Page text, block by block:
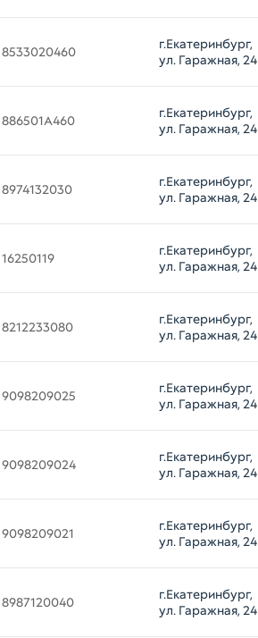
8533020460
г.Екатеринбург,
ул. Гаражная, 24
886501A460
г.Екатеринбург,
ул. Гаражная, 24
8974132030
г.Екатеринбург,
ул. Гаражная, 24
16250119
г.Екатеринбург,
ул. Гаражная, 24
8212233080
г.Екатеринбург,
ул. Гаражная, 24
9098209025
г.Екатеринбург,
ул. Гаражная, 24
9098209024
г.Екатеринбург,
ул. Гаражная, 24
9098209021
г.Екатеринбург,
ул. Гаражная, 24
8987120040
г.Екатеринбург,
ул. Гаражная, 24